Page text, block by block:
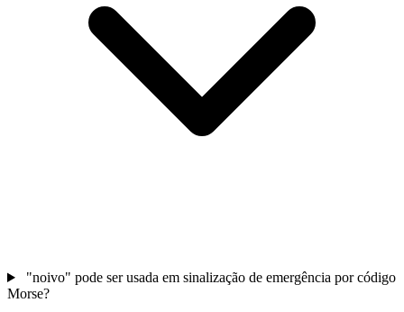
"noivo" pode ser usada em sinalização de emergência por código
Morse?